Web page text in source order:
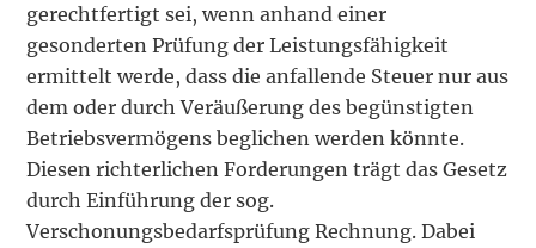
gerechtfertigt sei, wenn anhand einer
gesonderten Prüfung der Leistungsfähigkeit
ermittelt werde, dass die anfallende Steuer nur aus
dem oder durch Veräußerung des begünstigten
Betriebsvermögens beglichen werden könnte.
Diesen richterlichen Forderungen trägt das Gesetz
durch Einführung der sog.
Verschonungsbedarfsprüfung Rechnung. Dabei